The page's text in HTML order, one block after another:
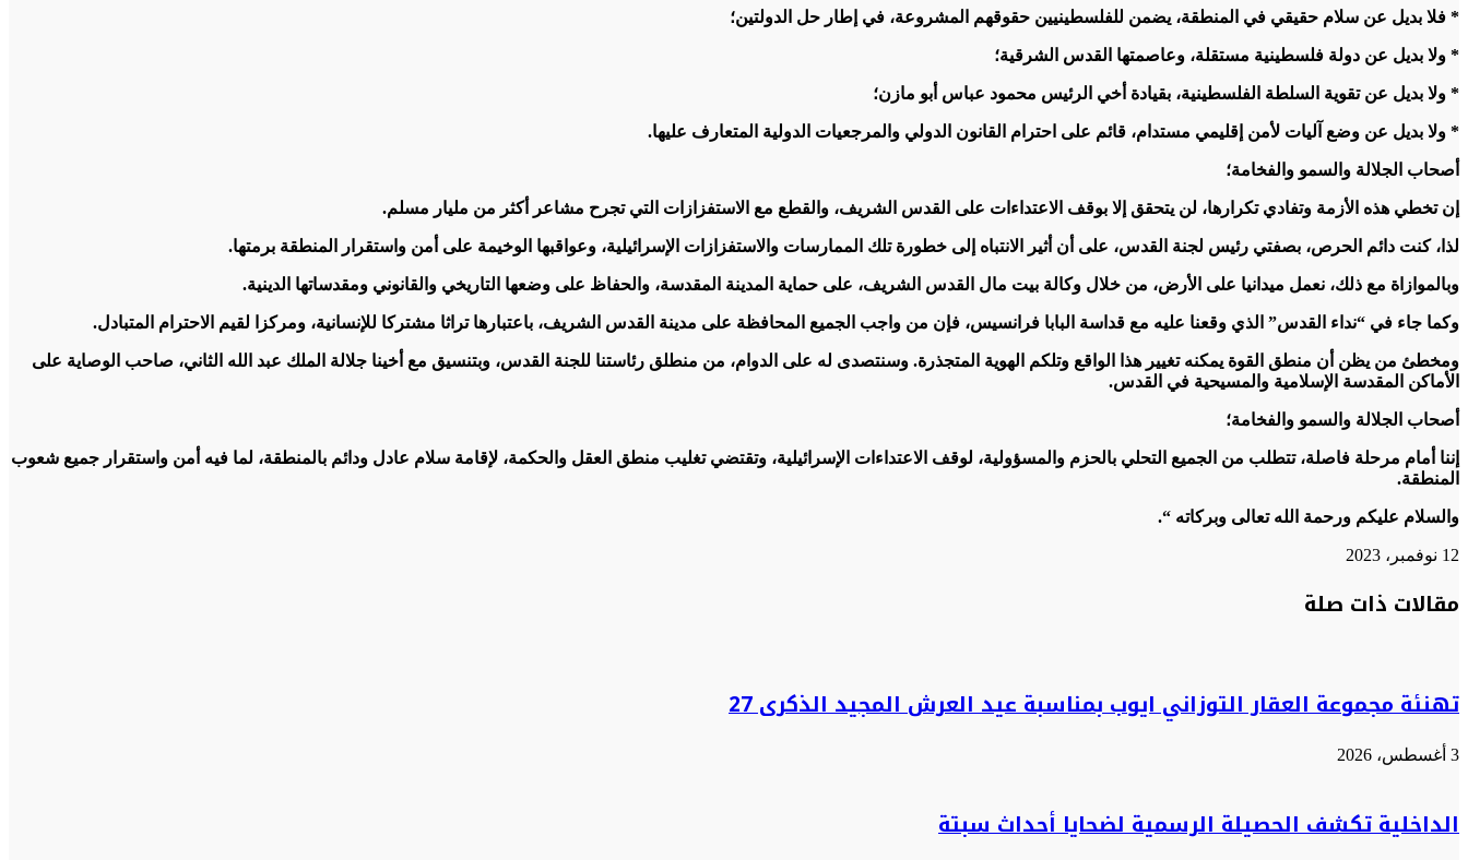
* فلا بديل عن سلام حقيقي في المنطقة، يضمن للفلسطينيين حقوقهم المشروعة، في إطار حل الدولتين؛
* ولا بديل عن دولة فلسطينية مستقلة، وعاصمتها القدس الشرقية؛
* ولا بديل عن تقوية السلطة الفلسطينية، بقيادة أخي الرئيس محمود عباس أبو مازن؛
* ولا بديل عن وضع آليات لأمن إقليمي مستدام، قائم على احترام القانون الدولي والمرجعيات الدولية المتعارف عليها.
أصحاب الجلالة والسمو والفخامة؛
إن تخطي هذه الأزمة وتفادي تكرارها، لن يتحقق إلا بوقف الاعتداءات على القدس الشريف، والقطع مع الاستفزازات التي تجرح مشاعر أكثر من مليار مسلم.
لذا، كنت دائم الحرص، بصفتي رئيس لجنة القدس، على أن أثير الانتباه إلى خطورة تلك الممارسات والاستفزازات الإسرائيلية، وعواقبها الوخيمة على أمن واستقرار المنطقة برمتها.
وبالموازاة مع ذلك، نعمل ميدانيا على الأرض، من خلال وكالة بيت مال القدس الشريف، على حماية المدينة المقدسة، والحفاظ على وضعها التاريخي والقانوني ومقدساتها الدينية.
وكما جاء في “نداء القدس” الذي وقعنا عليه مع قداسة البابا فرانسيس، فإن من واجب الجميع المحافظة على مدينة القدس الشريف، باعتبارها تراثا مشتركا للإنسانية، ومركزا لقيم الاحترام المتبادل.
ومخطئ من يظن أن منطق القوة يمكنه تغيير هذا الواقع وتلكم الهوية المتجذرة. وسنتصدى له على الدوام، من منطلق رئاستنا للجنة القدس، وبتنسيق مع أخينا جلالة الملك عبد الله الثاني، صاحب الوصاية على
الأماكن المقدسة الإسلامية والمسيحية في القدس.
أصحاب الجلالة والسمو والفخامة؛
إننا أمام مرحلة فاصلة، تتطلب من الجميع التحلي بالحزم والمسؤولية، لوقف الاعتداءات الإسرائيلية، وتقتضي تغليب منطق العقل والحكمة، لإقامة سلام عادل ودائم بالمنطقة، لما فيه أمن واستقرار جميع شعوب
المنطقة.
والسلام عليكم ورحمة الله تعالى وبركاته “.
12 نوفمبر، 2023
عبر
البريد
مقالات ذات صلة
تهنئة مجموعة العقار التوزاني ايوب بمناسبة عيد العرش المجيد الذكرى 27
3 أغسطس، 2026
الداخلية تكشف الحصيلة الرسمية لضحايا أحداث سبتة